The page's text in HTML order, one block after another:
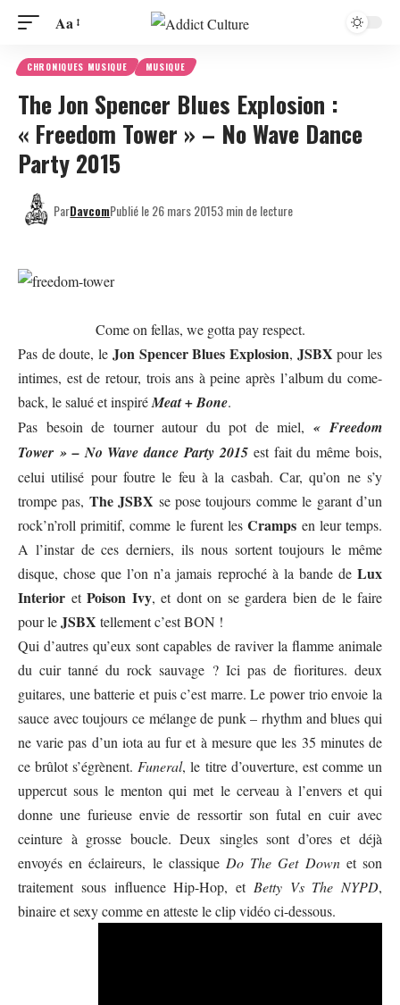
Aa
CHRONIQUES MUSIQUE MUSIQUE
The Jon Spencer Blues Explosion :
« Freedom Tower » – No Wave Dance
Party 2015
ParDavcomPublié le 26 mars 20153 min de lecture
Come on fellas, we gotta pay respect.
Pas de doute, le Jon Spencer Blues Explosion, JSBX pour les
intimes, est de retour, trois ans à peine après l’album du come-
back, le salué et inspiréMeat + Bone.
Pas besoin de tourner autour du pot de miel, « Freedom
Tower » – No Wave dance Party 2015est fait du même bois,
celui utilisé pour foutre le feu à la casbah. Car, qu’on ne s’y
trompe pas, The JSBX se pose toujours comme le garant d’un
rock’n’roll primitif, comme le furent lesCramps en leur temps.
A l’instar de ces derniers, ils nous sortent toujours le même
disque, chose que l’on n’a jamais reproché à la bande de Lux
Interior et Poison Ivy, et dont on se gardera bien de le faire
pour leJSBX tellement c’est BON !
Qui d’autres qu’eux sont capables de raviver la flamme animale
du cuir tanné du rock sauvage ? Ici pas de fioritures. deux
guitares, une batterie et puis c’est marre. Le power trio envoie la
sauce avec toujours ce mélange de punk – rhythm and blues qui
ne varie pas d’un iota au fur et à mesure que les 35 minutes de
ce brûlot s’égrènent. Funeral, le titre d’ouverture, est comme un
uppercut sous le menton qui met le cerveau à l’envers et qui
donne une furieuse envie de ressortir son futal en cuir avec
ceinture à grosse boucle. Deux singles sont d’ores et déjà
envoyés en éclaireurs, le classique Do The Get Downet son
traitement sous influence Hip-Hop, et Betty Vs The NYPD,
binaire et sexy comme en atteste le clip vidéo ci-dessous.